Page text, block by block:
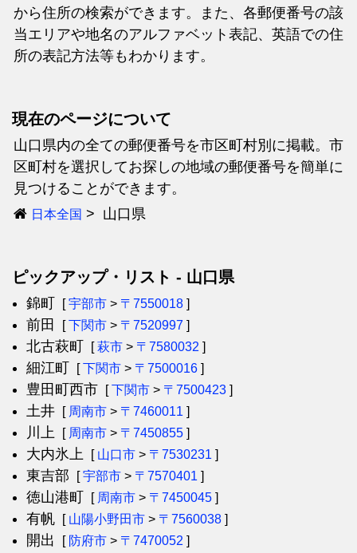
から住所の検索ができます。また、各郵便番号の該
当エリアや地名のアルファベット表記、英語での住
所の表記方法等もわかります。
現在のページについて
山口県内の全ての郵便番号を市区町村別に掲載。市
区町村を選択してお探しの地域の郵便番号を簡単に
見つけることができます。
日本全国 山口県
ピックアップ・リスト - 山口県
錦町 [宇部市 > 〒7550018 ]
前田 [下関市 > 〒7520997 ]
北古萩町 [萩市 > 〒7580032 ]
細江町 [下関市 > 〒7500016 ]
豊田町西市 [下関市 > 〒7500423 ]
土井 [ 周南市 > 〒7460011 ]
川上 [ 周南市 > 〒7450855 ]
大内氷上 [ 山口市 > 〒7530231 ]
東吉部 [宇部市 > 〒7570401 ]
徳山港町 [ 周南市 > 〒7450045 ]
有帆 [ 山陽小野田市 > 〒7560038 ]
開出 [ 防府市 > 〒7470052 ]